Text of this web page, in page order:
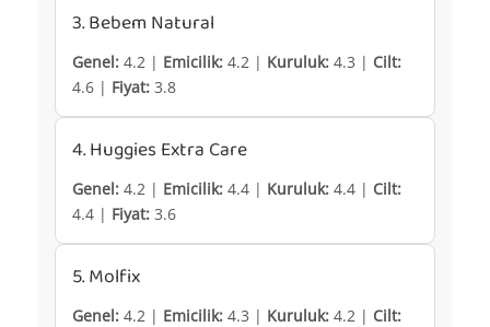
3. Bebem Natural
Genel: 4.2 | Emicilik: 4.2 | Kuruluk: 4.3 | Cilt:
4.6 | Fiyat: 3.8
4. Huggies Extra Care
Genel: 4.2 | Emicilik: 4.4 | Kuruluk: 4.4 | Cilt:
4.4 | Fiyat: 3.6
5. Molfix
Genel: 4.2 | Emicilik: 4.3 | Kuruluk: 4.2 | Cilt: